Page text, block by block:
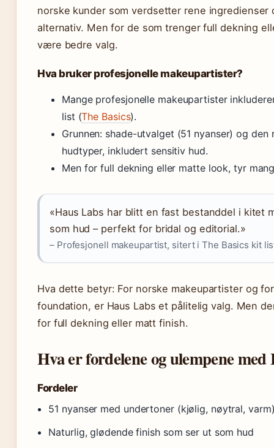
norske kunder som verdsetter rene
alternativ. Men for de som trenger full dekning
være bedre valg.
Hva bruker profesjonelle makeupartister?
Mange profesjonelle makeupartister
list (The Basics).
Grunnen: shade-utvalget (51 nyanser) og
hudtyper, inkludert sensitiv hud.
Men for full dekning eller matte look, tyr
«Haus Labs har blitt en fast bestanddel i kitet
som hud – perfekt for bridal og editorial.»
– Profesjonell makeupartist, sitert i The Basics kit
Hva dette betyr: For norske makeupartister og
foundation, er Haus Labs et pålitelig valg. Men
for full dekning eller matt finish.
Hva er fordelene og ulempene
Fordeler
51 nyanser med undertoner (kjølig, nøytral,
Naturlig, glødende finish som ser ut som hud